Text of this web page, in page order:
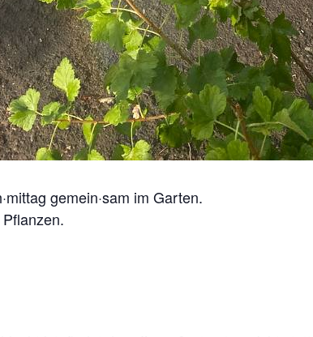
gemein·sam im Garten.